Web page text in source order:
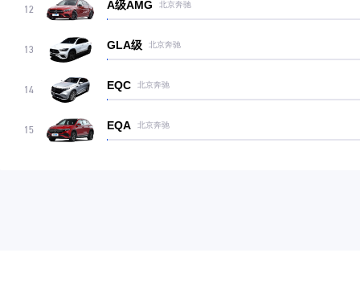
12 A级AMG 北京奔驰
13 GLA级 北京奔驰
14 EQC 北京奔驰
15 EQA 北京奔驰